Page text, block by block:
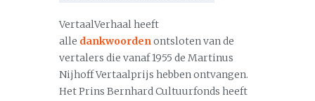
VertaalVerhaal heeft
alle dankwoordenontsloten van de
vertalers die vanaf 1955 de Martinus
Nijhoff Vertaalprijs hebben ontvangen.
Het Prins Bernhard Cultuurfonds heeft